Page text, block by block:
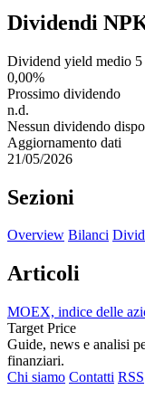
Dividendi
Dividend yield medio 5
0,00%
Prossimo dividendo
n.d.
Nessun dividendo
Aggiornamento dati
21/05/2026
Sezioni
Overview Bilanci
Articoli
MOEX, indice delle
Target Price
Guide, news e analisi
finanziari.
Chi siamo Contatti RSS